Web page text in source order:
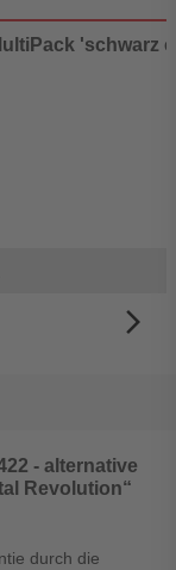
'schwarz
Warenkorb
arrow_forward_ios
- alternative
Revolution“
durch die